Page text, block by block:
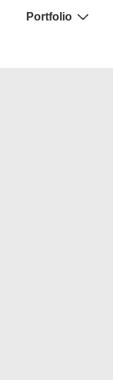
Portfolio